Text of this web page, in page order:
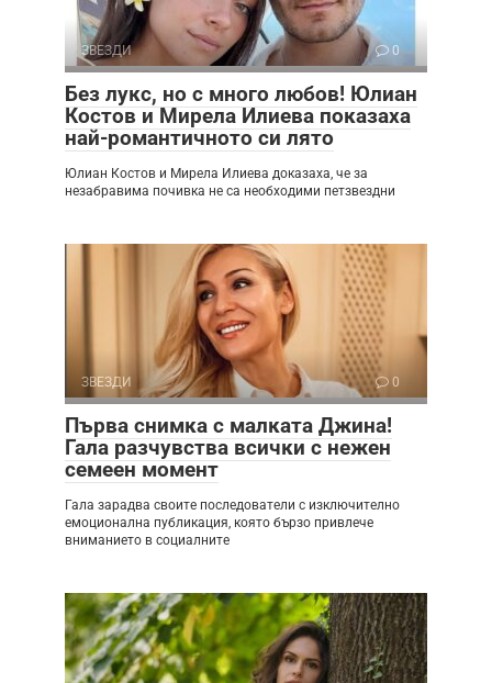
ЗВЕЗДИ 0
Без лукс, но с много любов! Юлиан
Костов и Мирела Илиева показаха
най-романтичното си лято
Юлиан Костов и Мирела Илиева доказаха, че за
незабравима почивка не са необходими петзвездни
ЗВЕЗДИ 0
Първа снимка с малката Джина!
Гала разчувства всички с нежен
семеен момент
Гала зарадва своите последователи с изключително
емоционална публикация, която бързо привлече
вниманието в социалните